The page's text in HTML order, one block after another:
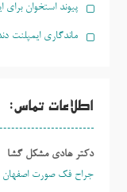
پیوند استخوان برای
ماندگاری ایمپلنت
اطلاعات تماس:
دکتر هادی مشکل گشا
جراح فک صورت اصفهان